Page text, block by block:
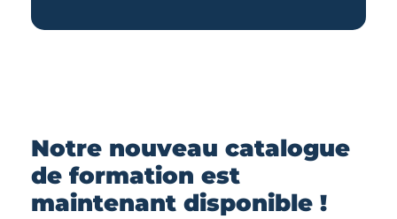
Notre nouveau catalogue
de formation est
maintenant disponible !